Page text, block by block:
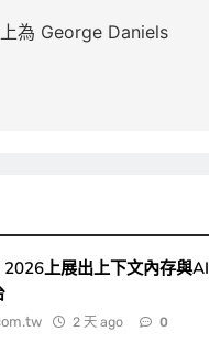
為 George Daniels
2026上展出上下文內存與AI
2 天 ago 0